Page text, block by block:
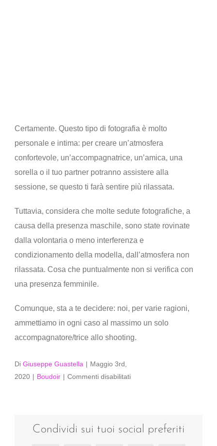
Certamente. Questo tipo di fotografia è molto
personale e intima: per creare un’atmosfera
confortevole, un’accompagnatrice, un’amica, una
sorella o il tuo partner potranno assistere alla
sessione, se questo ti farà sentire più rilassata.
Tuttavia, considera che molte sedute fotografiche, a
causa della presenza maschile, sono state rovinate
dalla volontaria o meno interferenza e
condizionamento della modella, dall’atmosfera non
rilassata. Cosa che puntualmente non si verifica con
una presenza femminile.
Comunque, sta a te decidere: noi, per varie ragioni,
ammettiamo in ogni caso al massimo un solo
accompagnatore/trice allo shooting.
Di Giuseppe Guastella | Maggio 3rd,
2020 | Boudoir | Commenti disabilitatisu
Condividi sui tuoi social preferiti